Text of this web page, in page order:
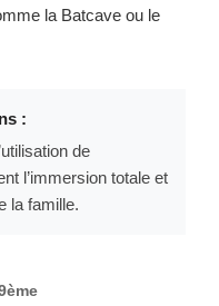
la Batcave ou le
:
de
l’immersion totale et
la famille.